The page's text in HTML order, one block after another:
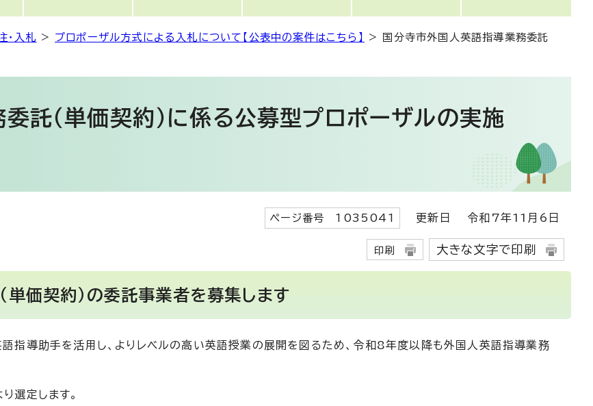
・入札 > プロポーザル方式による入札について【公表中の案件はこちら】 >
国分寺市外国人英語指導業務委託
託（単価契約）に係る公募型プロポーザルの実施
ページ番号 1035041 更新日 令和7年11月6日
印刷 大きな文字で印刷
価契約）の委託事業者を募集します
指導助手を活用し、よりレベルの高い英語授業の展開を図るため、令和8年度以降も外国人英語指導業務
選定します。